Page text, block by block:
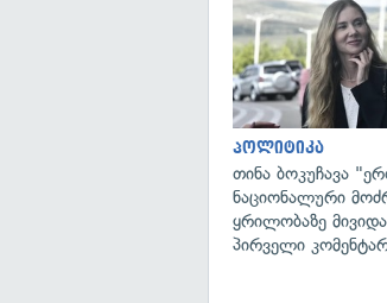
პოლიტიკა
თინა ბოკუჩავა
ნაციონალური
ყრილობაზე
პირველი